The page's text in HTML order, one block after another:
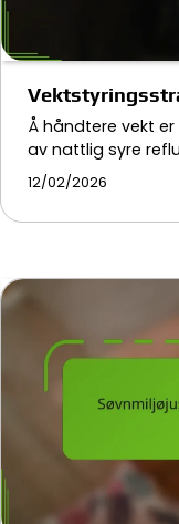
Å håndtere vekt
av nattlig syre
12/02/2026